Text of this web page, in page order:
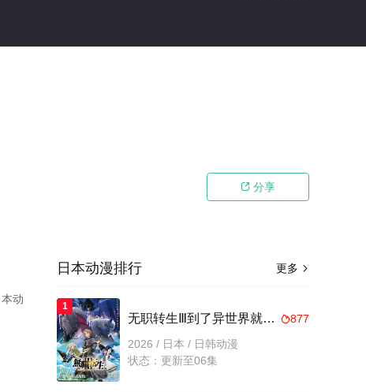
 分享
动
更多 
日本动漫排行
1
877
无职转生Ⅲ到了异世界就拿出真本事
2026 / 日本 / 日韩动漫
状态：更新至06集